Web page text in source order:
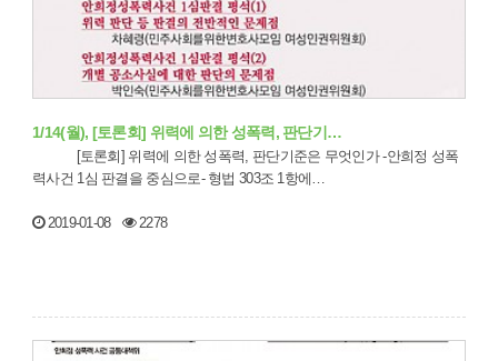
1/14(월), [토론회] 위력에 의한 성폭력, 판단기…
력사건 1심 판결을 중심으로- 형법 303조 1항에…
2019-01-08 2278